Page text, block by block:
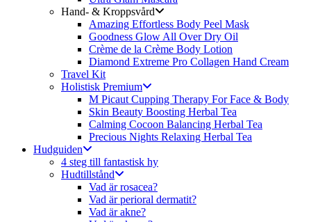
Hand- & Kroppsvård
Amazing Effortless Body Peel Mask
Goodness Glow All Over Dry Oil
Crème de la Crème Body Lotion
Diamond Extreme Pro Collagen Hand Cream
Travel Kit
Holistisk Premium
M Picaut Cupping Therapy For Face & Body
Skin Beauty Boosting Herbal Tea
Calming Cocoon Balancing Herbal Tea
Precious Nights Relaxing Herbal Tea
Hudguiden
4 steg till fantastisk hy
Hudtillstånd
Vad är rosacea?
Vad är perioral dermatit?
Vad är akne?